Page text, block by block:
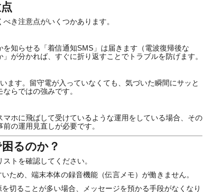
き注意点がいくつかあります。
知らせる「着信通知SMS」は届きます（電波復帰後な
が分かれば、すぐに折り返すことでトラブルを防げます。
ます。留守電が入っていなくても、気づいた瞬間にサッと
らではの強みです。
ホに飛ばして受けているような運用をしている場合、その
の運用見直しが必要です。
るのか？
トを確認してください。
ため、端末本体の録音機能（伝言メモ）が働きません。
切ることが多い場合、メッセージを預かる手段がなくなり